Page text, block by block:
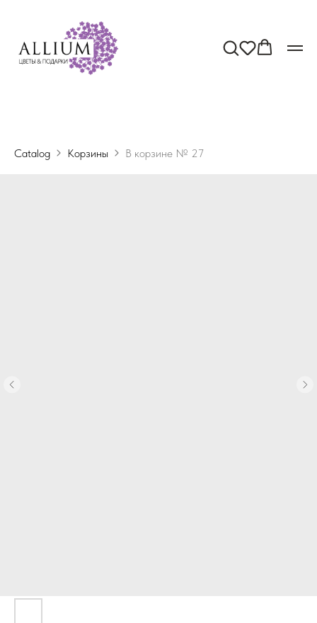
Catalog Корзины В корзине № 27